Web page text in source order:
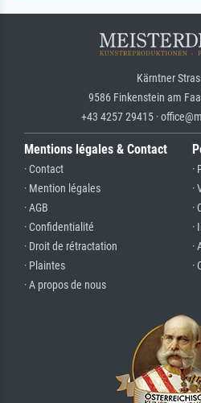
Kärntner
9586 Finkenstein am
+43 4257 29415 ·
Mentions légales & Contact
· Contact
· Mention légales
· AGB
· Confidentialité
· Droit de rétractation
· Plaintes
· A propos de nous
·
·
·
·
·
·